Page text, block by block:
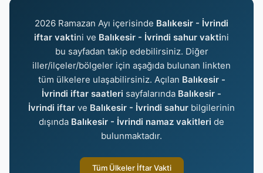
2026 Ramazan Ayı içerisinde Balıkesir - İvrindi
iftar vaktini ve Balıkesir - İvrindi sahur vaktini
bu sayfadan takip edebilirsiniz. Diğer
iller/ilçeler/bölgeler için aşağıda bulunan linkten
tüm ülkelere ulaşabilirsiniz. Açılan Balıkesir -
İvrindi iftar saatleri sayfalarında Balıkesir -
İvrindi iftar ve Balıkesir - İvrindi sahur bilgilerinin
dışında Balıkesir - İvrindi namaz vakitleri de
bulunmaktadır.
Tüm Ülkeler İftar Vakti